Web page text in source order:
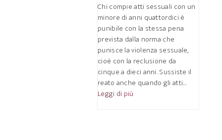
Chi compie atti sessuali con un
minore di anni quattordici è
punibile con la stessa pena
prevista dalla norma che
punisce la violenza sessuale,
cioè con la reclusione da
cinque a dieci anni. Sussiste il
reato anche quando gli atti…
Leggi di più